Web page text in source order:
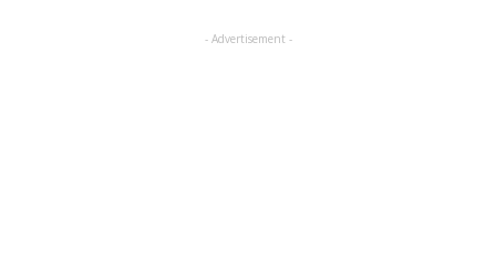
- Advertisement -